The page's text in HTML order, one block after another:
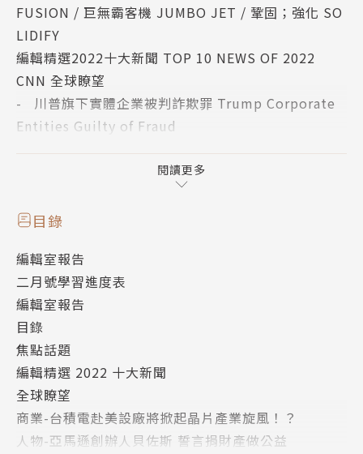
FUSION / 巨無霸客機 JUMBO JET / 鞏固；強化 SO
LIDIFY
編輯精選2022十大新聞 TOP 10 NEWS OF 2022
CNN 全球瞭望
- 川普旗下實體企業被判詐欺罪 Trump Corporate
Entities Guilty of Fraud
- 法國長棍麵包獲列世界文化遺產 The Baguette De
clared French Cultural Heritage
nsion：The World’s Largest Contract Chipmake
r Announces New Plant in Arizona
亞馬遜創辦人貝佐斯 誓言捐財產做公益 Billion-Doll
ar Giveaway：Jeff Bezos Pledges to Donate His
Fortune to Charitable Causes
談天說地話英文：英文否定句的面面觀
新加坡濱海灣花園 城市中的蘭花仙境 The Gardens b
y the Bay：Richard Quest Learns How to Care fo
r Orchids in Singapore
閱讀更多
目錄
編輯室報告
二月號學習進度表
編輯室報告
目錄
焦點話題
編輯精選 2022 十大新聞
全球瞭望
商業-台積電赴美設廠將掀起晶片產業旋風！？
人物-亞馬遜創辦人貝佐斯 誓言捐財產做公益